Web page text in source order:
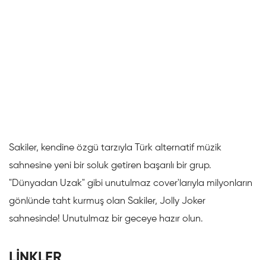
Sakiler, kendine özgü tarzıyla Türk alternatif müzik
sahnesine yeni bir soluk getiren başarılı bir grup.
"Dünyadan Uzak" gibi unutulmaz cover'larıyla milyonların
gönlünde taht kurmuş olan Sakiler, Jolly Joker
sahnesinde! Unutulmaz bir geceye hazır olun.